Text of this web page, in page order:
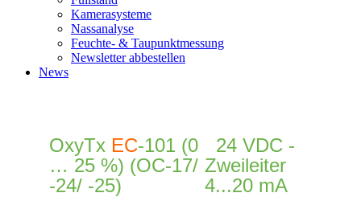
Kamerasysteme
Nassanalyse
Feuchte- & Taupunktmessung
Newsletter abbestellen
News
OxyTx EC-101 (0
… 25 %) (OC-17/
-24/ -25)
24 VDC -
Zweileiter
4...20 mA